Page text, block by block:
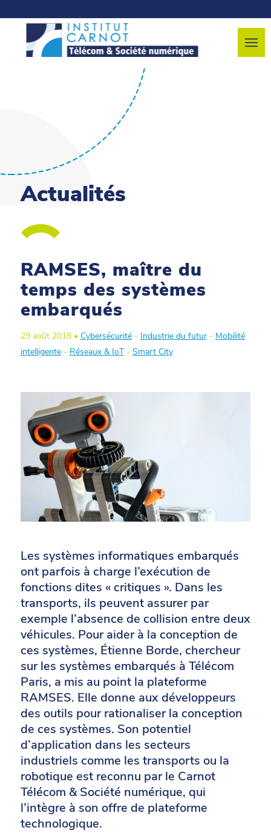
Actualités
RAMSES, maître du
temps des systèmes
embarqués
29 août 2018 • Cybersécurité- Industrie du futur- Mobilité
intelligente- Réseaux & IoT- Smart City
Les systèmes informatiques embarqués
ont parfois à charge l’exécution de
fonctions dites « critiques ». Dans les
transports, ils peuvent assurer par
exemple l’absence de collision entre deux
véhicules. Pour aider à la conception de
ces systèmes, Étienne Borde, chercheur
sur les systèmes embarqués à Télécom
Paris, a mis au point la plateforme
RAMSES. Elle donne aux développeurs
des outils pour rationaliser la conception
de ces systèmes. Son potentiel
d’application dans les secteurs
industriels comme les transports ou la
robotique est reconnu par le Carnot
Télécom & Société numérique, qui
l’intègre à son offre de plateforme
technologique.